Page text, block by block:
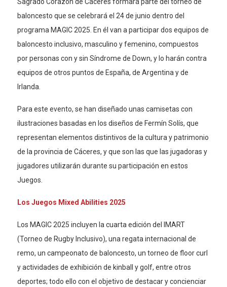
Sagrado Corazón de Cáceres formará parte del torneo de
baloncesto que se celebrará el 24 de junio dentro del
programa MAGIC 2025. En él van a participar dos equipos de
baloncesto inclusivo, masculino y femenino, compuestos
por personas con y sin Síndrome de Down, y lo harán contra
equipos de otros puntos de España, de Argentina y de
Irlanda.
Para este evento, se han diseñado unas camisetas con
ilustraciones basadas en los diseños de Fermín Solís, que
representan elementos distintivos de la cultura y patrimonio
de la provincia de Cáceres, y que son las que las jugadoras y
jugadores utilizarán durante su participación en estos
Juegos.
Los Juegos Mixed Abilities 2025
Los MAGIC 2025 incluyen la cuarta edición del IMART
(Torneo de Rugby Inclusivo), una regata internacional de
remo, un campeonato de baloncesto, un torneo de floor curl
y actividades de exhibición de kinball y golf, entre otros
deportes; todo ello con el objetivo de destacar y concienciar